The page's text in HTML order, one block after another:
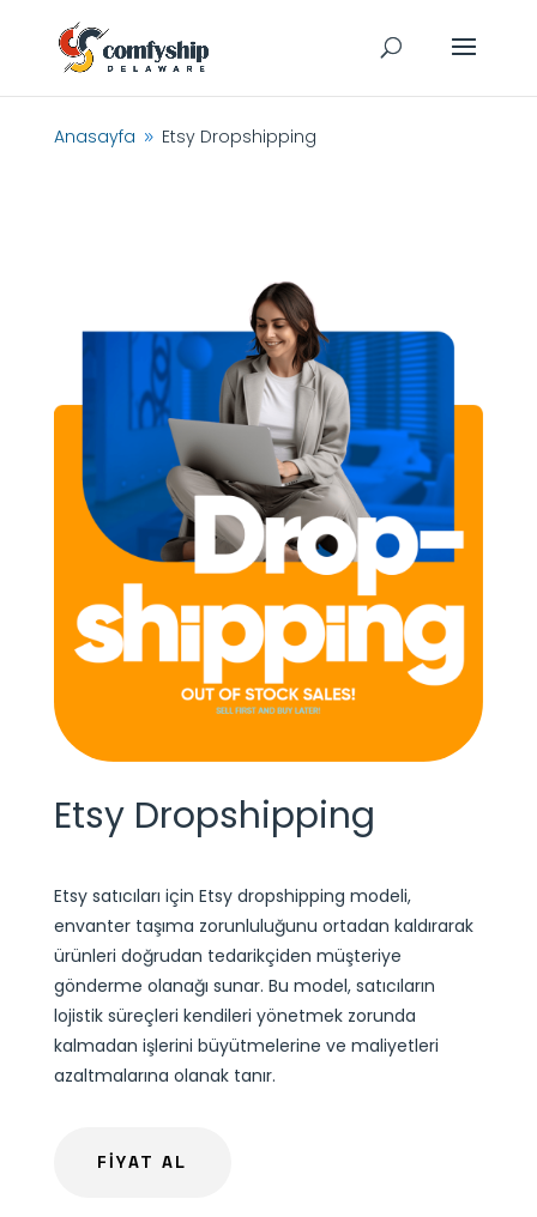
Anasayfa 9 Etsy Dropshipping
Etsy Dropshipping
Etsy satıcıları için Etsy dropshipping modeli,
envanter taşıma zorunluluğunu ortadan kaldırarak
ürünleri doğrudan tedarikçiden müşteriye
gönderme olanağı sunar. Bu model, satıcıların
lojistik süreçleri kendileri yönetmek zorunda
kalmadan işlerini büyütmelerine ve maliyetleri
azaltmalarına olanak tanır.
FİYAT AL